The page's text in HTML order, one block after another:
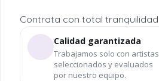
Contrata con total tranquilidad
Calidad garantizada
Trabajamos solo con artistas
seleccionados y evaluados
por nuestro equipo.